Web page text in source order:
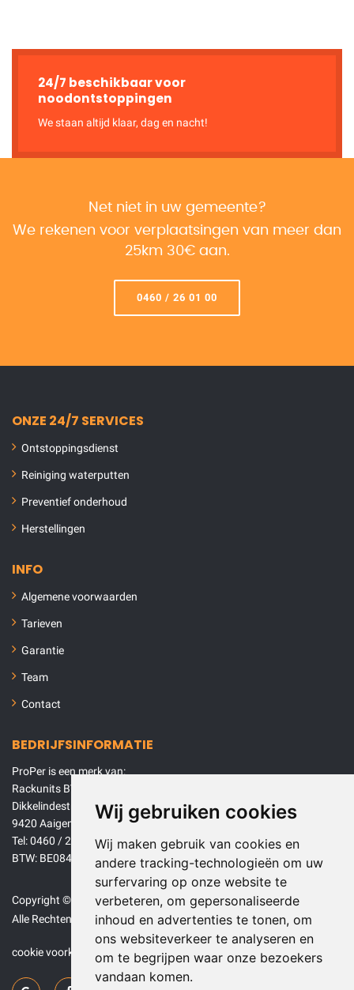
Wij gebruiken cookies
Wij maken gebruik van cookies en
andere tracking-technologieën om uw
surfervaring op onze website te
verbeteren, om gepersonaliseerde
inhoud en advertenties te tonen, om
ons websiteverkeer te analyseren en
om te begrijpen waar onze bezoekers
vandaan komen.
24/7 beschikbaar voor
noodontstoppingen
We staan altijd klaar, dag en nacht!
Net niet in uw gemeente?
We rekenen voor verplaatsingen van meer dan
25km 30€ aan.
0460 / 26 01 00
ONZE 24/7 SERVICES
Ontstoppingsdienst
Reiniging waterputten
Preventief onderhoud
Herstellingen
INFO
Algemene voorwaarden
Tarieven
Garantie
Team
Contact
BEDRIJFSINFORMATIE
ProPer is een merk van:
Rackunits BV
Dikkelindestraat 68
9420 Aaigem (Erpe-Mere)
Tel: 0460 / 26 01 00
BTW: BE0840946646
Copyright © 2026 Rackunits BV.
Alle Rechten voorbehouden.
cookie voorkeuren